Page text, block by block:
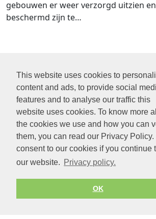
This website uses cookies to
content and ads, to provide social
features and to analyse our traffic this
website uses cookies. To know more
the cookies we use and how you can
them, you can read our Privacy Policy.
consent to our cookies if you continue
our website. Privacy policy.
OK
gebouwen er weer verzorgd uitzien
beschermd zijn te…
2
3
4
...
10
Contact
Privacy
Gebruikersvoorwaarden